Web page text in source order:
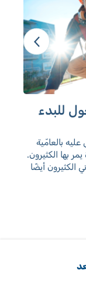
للبدء
بالعامّية
بها الكثيرون.
الكثيرون أيضًا
معرفته عن
يوصى